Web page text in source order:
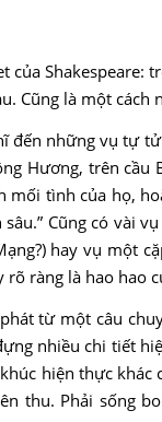
của Shakespeare:
Cũng là một
đến những vụ tự
Hương, trên cầu
tình của họ,
Cũng có vài
hay vụ một
ràng là hao hao
từ một câu
nhiều chi tiết
hiện thực khác
thu. Phải sống